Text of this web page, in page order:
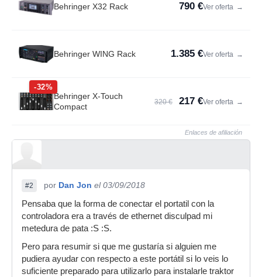
Behringer X32 Rack 790 €Ver oferta →
Behringer WING Rack 1.385 €Ver oferta →
-32%
Behringer X-Touch
Compact
320 € 217 €Ver oferta →
Enlaces de afiliación
#2 por Dan Jon el 03/09/2018
Pensaba que la forma de conectar el portatil con la
controladora era a través de ethernet disculpad mi
metedura de pata :S :S.
Pero para resumir si que me gustaría si alguien me
pudiera ayudar con respecto a este portátil si lo veis lo
suficiente preparado para utilizarlo para instalarle traktor